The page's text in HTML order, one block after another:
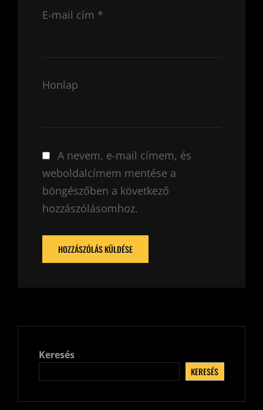
E-mail cím *
Honlap
A nevem, e-mail címem, és
weboldalcímem mentése a
böngészőben a következő
hozzászólásomhoz.
Keresés
KERESÉS